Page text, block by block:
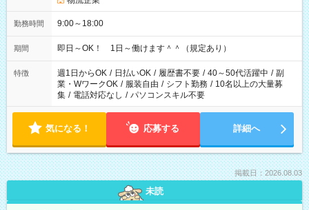
勤務時間 9:00～18:00
期間 即日～OK！ 1日～働けます＾＾（規定あり）
特徴 週1日からOK / 日払いOK / 履歴書不要 / 40～50代活躍中 / 副
業・WワークOK / 服装自由 / シフト勤務 / 10名以上の大量募
集 / 電話対応なし / パソコンスキル不要
気になる！ 応募する 詳細へ
掲載日：2026.08.03
未読